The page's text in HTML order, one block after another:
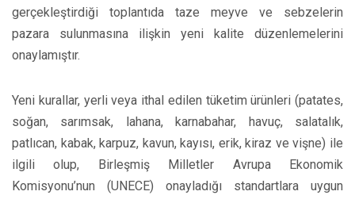
gerçekleştirdiği toplantıda taze meyve ve sebzelerin
pazara sulunmasına ilişkin yeni kalite düzenlemelerini
onaylamıştır.
Yeni kurallar, yerli veya ithal edilen tüketim ürünleri (patates,
soğan, sarımsak, lahana, karnabahar, havuç, salatalık,
patlıcan, kabak, karpuz, kavun, kayısı, erik, kiraz ve vişne) ile
ilgili olup, Birleşmiş Milletler Avrupa Ekonomik
Komisyonu’nun (UNECE) onayladığı standartlara uygun